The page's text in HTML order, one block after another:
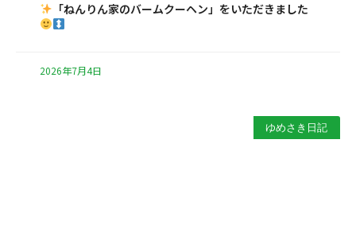
「ねんりん家のバームクーヘン」をいただきました
2026年7月4日
ゆめさき日記